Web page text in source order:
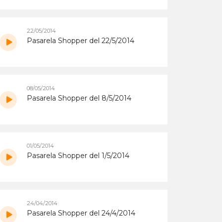
22/05/2014
Pasarela Shopper del 22/5/2014
08/05/2014
Pasarela Shopper del 8/5/2014
01/05/2014
Pasarela Shopper del 1/5/2014
24/04/2014
Pasarela Shopper del 24/4/2014